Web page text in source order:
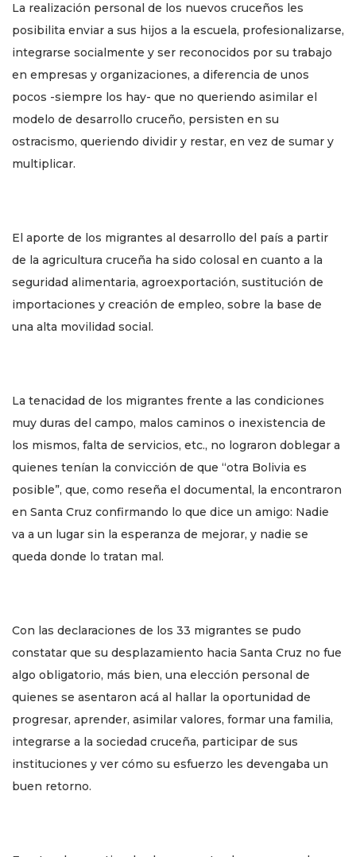
La realización personal de los nuevos cruceños les
posibilita enviar a sus hijos a la escuela, profesionalizarse,
integrarse socialmente y ser reconocidos por su trabajo
en empresas y organizaciones, a diferencia de unos
pocos -siempre los hay- que no queriendo asimilar el
modelo de desarrollo cruceño, persisten en su
ostracismo, queriendo dividir y restar, en vez de sumar y
multiplicar.
El aporte de los migrantes al desarrollo del país a partir
de la agricultura cruceña ha sido colosal en cuanto a la
seguridad alimentaria, agroexportación, sustitución de
importaciones y creación de empleo, sobre la base de
una alta movilidad social.
La tenacidad de los migrantes frente a las condiciones
muy duras del campo, malos caminos o inexistencia de
los mismos, falta de servicios, etc., no lograron doblegar a
quienes tenían la convicción de que “otra Bolivia es
posible”, que, como reseña el documental, la encontraron
en Santa Cruz confirmando lo que dice un amigo: Nadie
va a un lugar sin la esperanza de mejorar, y nadie se
queda donde lo tratan mal.
Con las declaraciones de los 33 migrantes se pudo
constatar que su desplazamiento hacia Santa Cruz no fue
algo obligatorio, más bien, una elección personal de
quienes se asentaron acá al hallar la oportunidad de
progresar, aprender, asimilar valores, formar una familia,
integrarse a la sociedad cruceña, participar de sus
instituciones y ver cómo su esfuerzo les devengaba un
buen retorno.